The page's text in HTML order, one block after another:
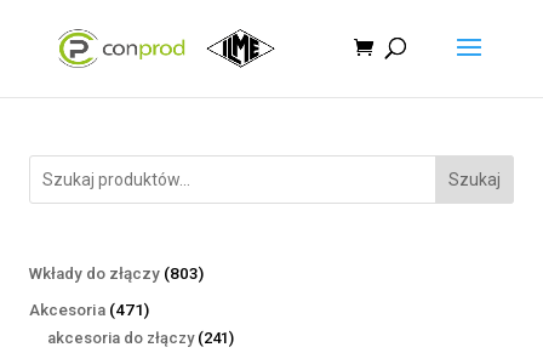
Szukaj
Wkłady do złączy 803803
Akcesoria 471471
produktów
akcesoria do złączy 241241